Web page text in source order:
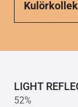
LIGHT
52%